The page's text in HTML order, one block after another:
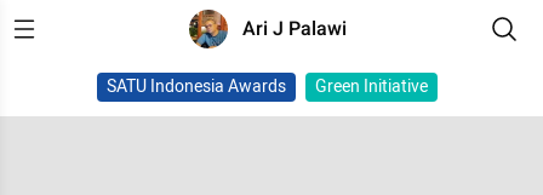
Ari J Palawi
SATU Indonesia Awards Green Initiative